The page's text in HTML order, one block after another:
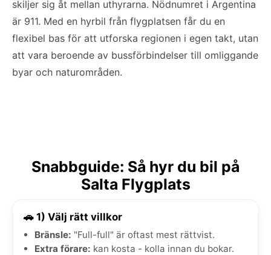
skiljer sig åt mellan uthyrarna. Nödnumret i Argentina
är 911. Med en hyrbil från flygplatsen får du en
flexibel bas för att utforska regionen i egen takt, utan
att vara beroende av bussförbindelser till omliggande
byar och naturområden.
Snabbguide: Så hyr du bil på
Salta Flygplats
🚗 1) Välj rätt villkor
Bränsle: "Full-full" är oftast mest rättvist.
Extra förare: kan kosta - kolla innan du bokar.